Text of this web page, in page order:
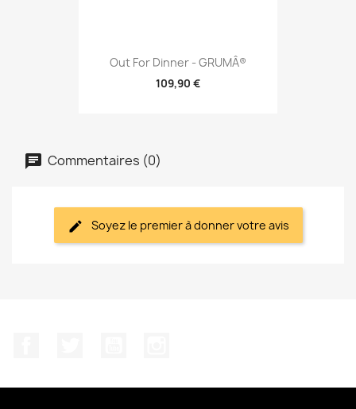
Out For Dinner - GRUMÂ®
109,90 €
Commentaires (0)
Soyez le premier à donner votre avis